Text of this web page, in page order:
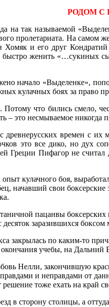
РОДОМ С
на так называемой
пролетариата. На самом
и его друг
женить «…сукиных
начало «Выделенке»,
кулачных боях за право
что бились смело,
– это несмываемое никогда
древнерусских времен с
это все дико, но дух
Греции Пифагор не
кулачного боя,
начавший свои
пацанвы
заразившихся
закрылась по каким-то
окончания учебы, на Дальний
Нелли, закончившую
и неправдами от
тоже ехать на край
в сторону столицы, а